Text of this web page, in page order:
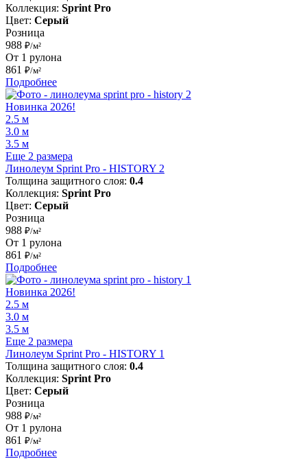
Коллекция: Sprint Pro
Цвет: Серый
Розница
988 ₽/м²
От 1 рулона
861 ₽/м²
Подробнее
Новинка 2026!
2.5 м
3.0 м
3.5 м
Еще 2 размера
Линолеум Sprint Pro - HISTORY 2
Толщина защитного слоя: 0.4
Коллекция: Sprint Pro
Цвет: Серый
Розница
988 ₽/м²
От 1 рулона
861 ₽/м²
Подробнее
Новинка 2026!
2.5 м
3.0 м
3.5 м
Еще 2 размера
Линолеум Sprint Pro - HISTORY 1
Толщина защитного слоя: 0.4
Коллекция: Sprint Pro
Цвет: Серый
Розница
988 ₽/м²
От 1 рулона
861 ₽/м²
Подробнее